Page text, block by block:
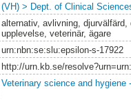
(VH) > Dept. of Clinical
alternativ, avlivning,
upplevelse, veterinär, ägare
urn:nbn:se:slu:epsilon-s-17922
http://urn.kb.se/
Veterinary science and hygiene